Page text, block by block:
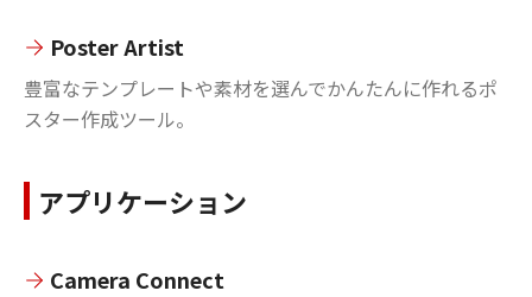
Poster Artist
豊富なテンプレートや素材を選んでかんたんに作れるポ
スター作成ツール。
アプリケーション
Camera Connect